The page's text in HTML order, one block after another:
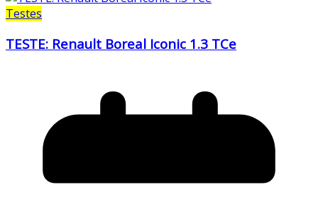
Testes
TESTE: Renault Boreal Iconic 1.3 TCe